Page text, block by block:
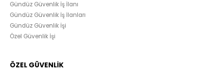
Gündüz Güvenlik İş İlanı
Gündüz Güvenlik İş İlanları
Gündüz Güvenlik İşi
Özel Güvenlik İşi
ÖZEL GÜVENLİK